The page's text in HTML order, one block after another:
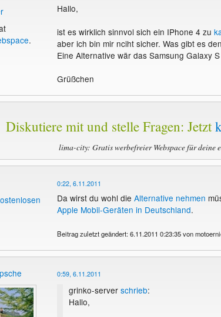
.
Hallo,
ist es wirklich sinnvol sich ein IPhone 4 zu
aber ich bin mir nciht sicher. Was gibt es
Eine Alternative wär das Samsung Galaxy S
Grüßchen
Diskutiere mit und stelle Fragen: Jetzt
lima-city: Gratis werbefreier Webspace für deine
0:22, 6.11.2011
Da wirst du wohl die Alternative nehmen
Apple Mobil-Geräten in Deutschland.
Beitrag zuletzt geändert: 6.11.2011 0:23:35 von
0:59, 6.11.2011
grinko-server schrieb:
Hallo,